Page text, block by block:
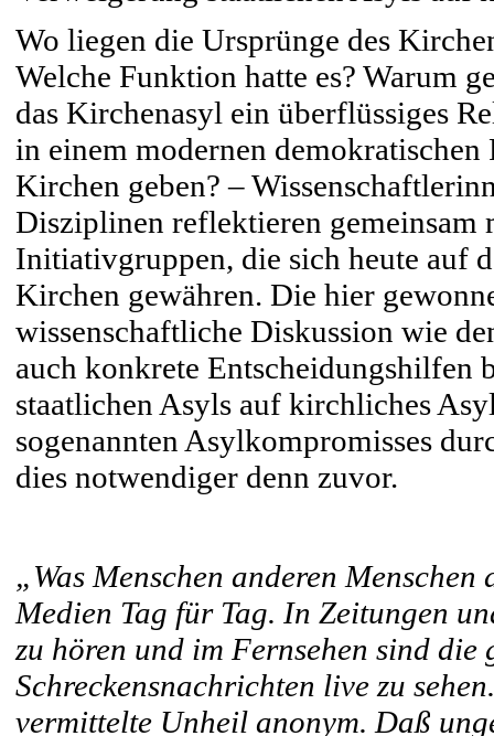
Wo liegen die Ursprünge des
Welche Funktion hatte es? Warum
das Kirchenasyl ein überflüssiges
in einem modernen
Kirchen geben? –
Disziplinen reflektieren
Initiativgruppen, die sich heute auf
Kirchen gewähren. Die hier
wissenschaftliche Diskussion wie
auch konkrete Entscheidungshilfen
staatlichen Asyls auf kirchliches
sogenannten Asylkompromisses
dies notwendiger denn zuvor.
„Was Menschen anderen
Medien Tag für Tag. In Zeitungen
zu hören und im Fernsehen sind die
Schreckensnachrichten live zu
vermittelte Unheil anonym. Daß